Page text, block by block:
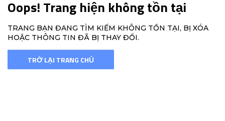
Oops! Trang hiện không tồn tại
TRANG BẠN ĐANG TÌM KIẾM KHÔNG TỒN TẠI, BỊ XÓA
HOẶC THÔNG TIN ĐÃ BỊ THAY ĐỔI.
TRỞ LẠI TRANG CHỦ